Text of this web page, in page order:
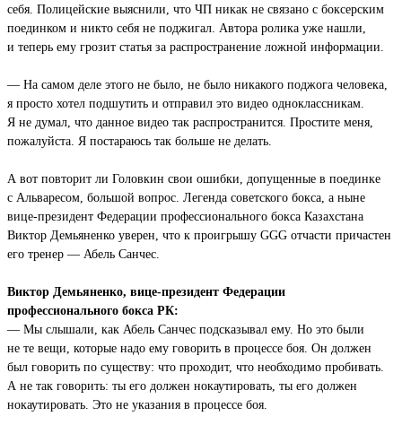
себя. Полицейские выяснили, что ЧП никак не связано с боксерским
поединком и никто себя не поджигал. Автора ролика уже нашли,
и теперь ему грозит статья за распространение ложной информации.
— На самом деле этого не было, не было никакого поджога человека,
я просто хотел подшутить и отправил это видео одноклассникам.
Я не думал, что данное видео так распространится. Простите меня,
пожалуйста. Я постараюсь так больше не делать.
А вот повторит ли Головкин свои ошибки, допущенные в поединке
с Альваресом, большой вопрос. Легенда советского бокса, а ныне
вице-президент Федерации профессионального бокса Казахстана
Виктор Демьяненко уверен, что к проигрышу GGG отчасти причастен
его тренер — Абель Санчес.
Виктор Демьяненко, вице-президент Федерации
профессионального бокса РК:
— Мы слышали, как Абель Санчес подсказывал ему. Но это были
не те вещи, которые надо ему говорить в процессе боя. Он должен
был говорить по существу: что проходит, что необходимо пробивать.
А не так говорить: ты его должен нокаутировать, ты его должен
нокаутировать. Это не указания в процессе боя.